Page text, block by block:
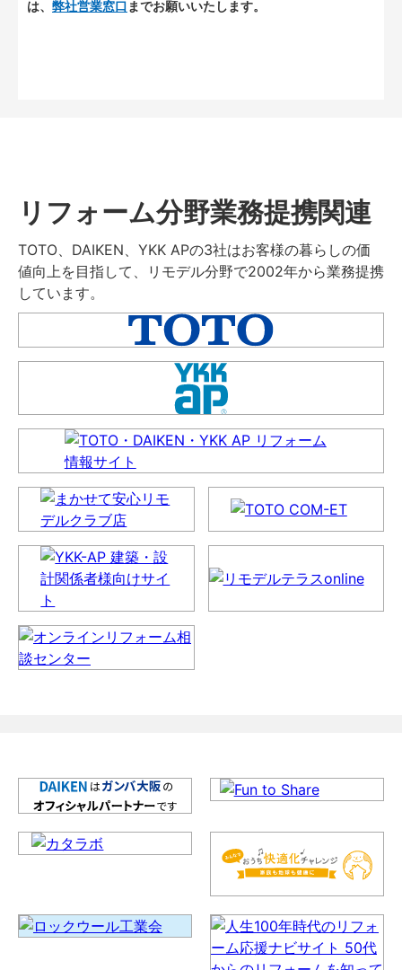
は、 弊社営業窓口 までお願いいたします。
リフォーム分野業務提携関連
TOTO、DAIKEN、YKK APの3社はお客様の暮らしの価
値向上を目指して、リモデル分野で2002年から業務提携
しています。